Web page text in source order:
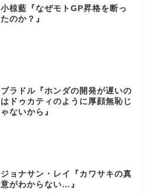
小椋藍『なぜモトGP昇格を断っ
たのか？』
ブラドル『ホンダの開発が遅いの
はドゥカティのように厚顔無恥じ
ゃないから』
ジョナサン・レイ『カワサキの真
意がわからない…』